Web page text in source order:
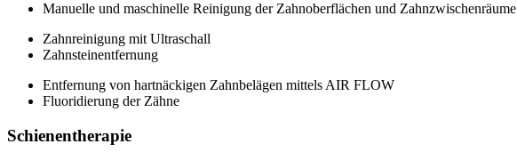
Manuelle und maschinelle Reinigung der Zahnoberflächen und Zahnzwischenräume
Zahnreinigung mit Ultraschall
Zahnsteinentfernung
Entfernung von hartnäckigen Zahnbelägen mittels AIR FLOW
Fluoridierung der Zähne
Schienentherapie